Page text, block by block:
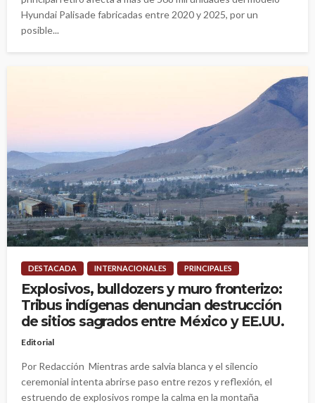
Hyundai Palisade fabricadas entre 2020 y 2025, por un
posible...
DESTACADA INTERNACIONALES PRINCIPALES
Explosivos, bulldozers y muro fronterizo:
Tribus indígenas denuncian destrucción
de sitios sagrados entre México y EE.UU.
Editorial
Por Redacción Mientras arde salvia blanca y el silencio
ceremonial intenta abrirse paso entre rezos y reflexión, el
estruendo de explosivos rompe la calma en la montaña